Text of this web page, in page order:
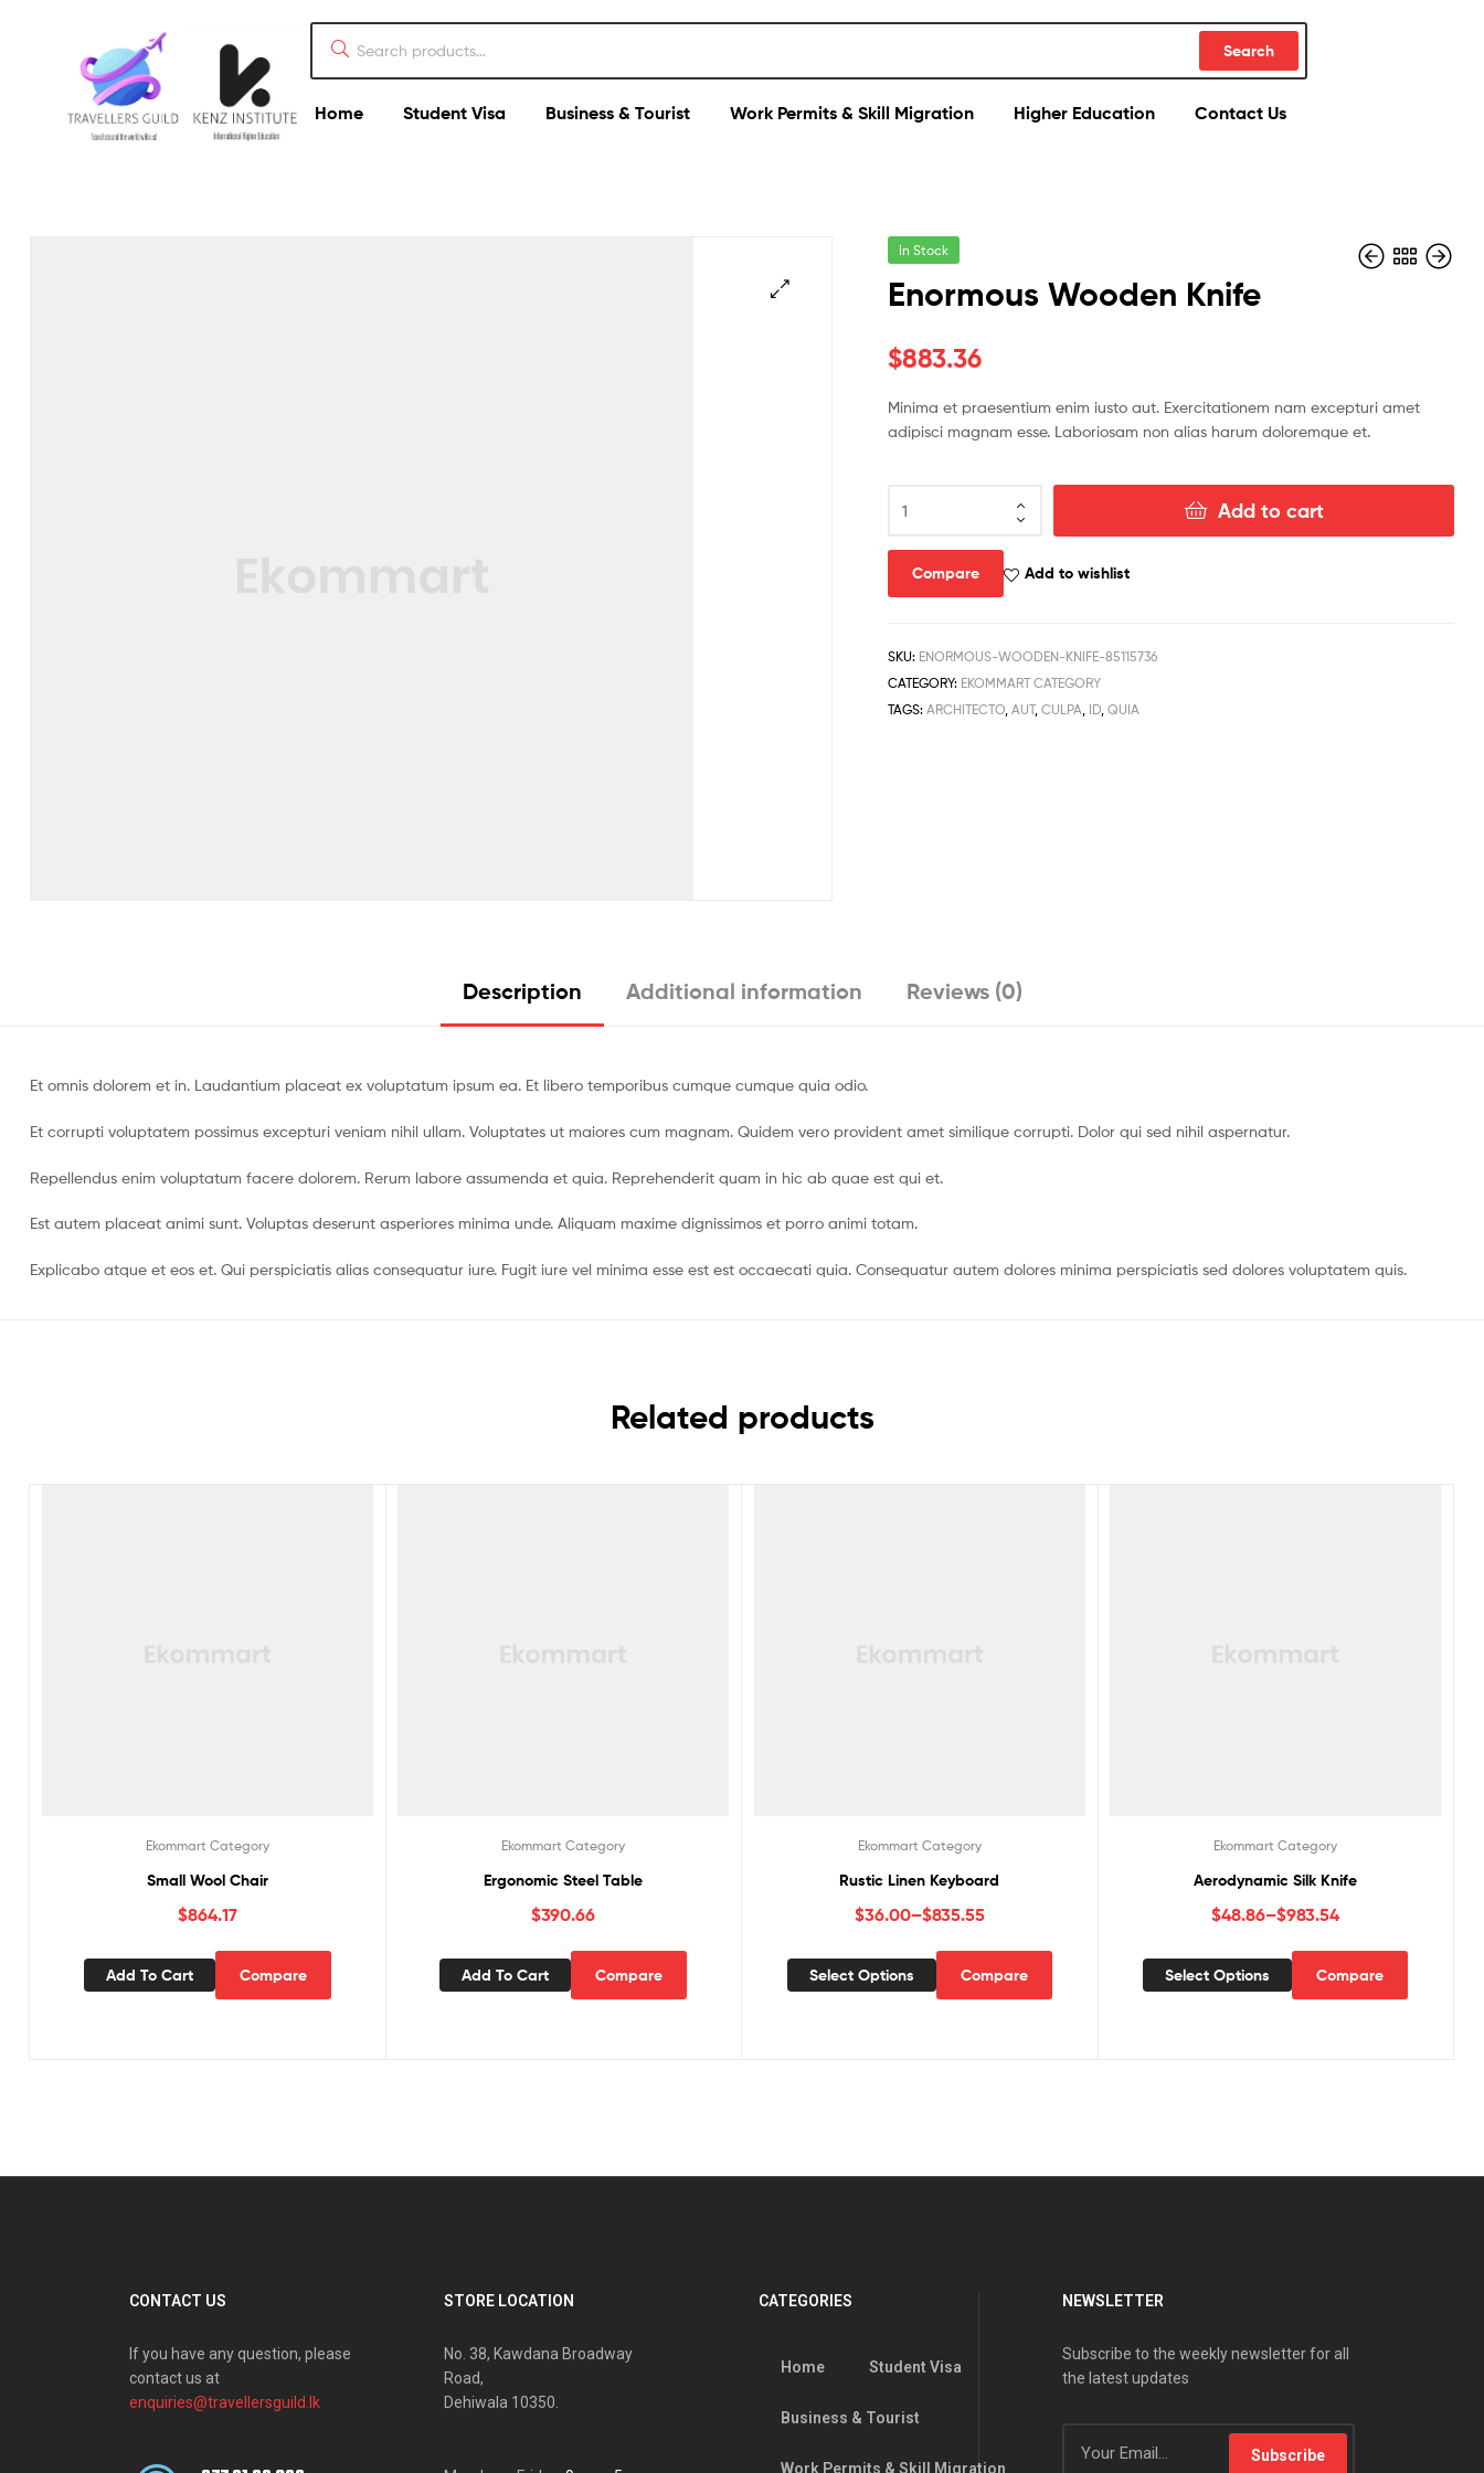
Search
Home Student Visa Business & Tourist Work Permits & Skill Migration Higher Education Contact Us
In Stock
Enormous Wooden Knife
$883.36
Minima et praesentium enim iusto aut. Exercitationem nam excepturi amet
adipisci magnam esse. Laboriosam non alias harum doloremque et.
Add to cart
Compare Add to wishlist
SKU: ENORMOUS-WOODEN-KNIFE-85115736
CATEGORY: EKOMMART CATEGORY
TAGS:ARCHITECTO ,AUT,CULPA ID ,QUIA
Description Additional information Reviews (0)
Et omnis dolorem et in. Laudantium placeat ex voluptatum ipsum ea. Et libero temporibus cumque cumque quia odio.
Et corrupti voluptatem possimus excepturi veniam nihil ullam. Voluptates ut maiores cum magnam. Quidem vero provident amet similique corrupti. Dolor qui sed nihil aspernatur.
Repellendus enim voluptatum facere dolorem. Rerum labore assumenda et quia. Reprehenderit quam in hic ab quae est qui et.
Est autem placeat animi sunt. Voluptas deserunt asperiores minima unde. Aliquam maxime dignissimos et porro animi totam.
Explicabo atque et eos et. Qui perspiciatis alias consequatur iure. Fugit iure vel minima esse est est occaecati quia. Consequatur autem dolores minima perspiciatis sed dolores voluptatem quis.
Related products
Ekommart Category
Small Wool Chair
$864.17
Add To Cart Compare
Ekommart Category
Ergonomic Steel Table
$390.66
Add To Cart Compare
Ekommart Category
Rustic Linen Keyboard
$36.00–$835.55
Select Options Compare
Ekommart Category
Aerodynamic Silk Knife
$48.86–$983.54
Select Options Compare
CONTACT US
If you have any question, please
contact us at
enquiries@travellersguild.lk
STORE LOCATION
No. 38, Kawdana Broadway
Road,
Dehiwala 10350.
CATEGORIES
Home Student Visa
Business & Tourist
Work Permits & Skill Migration
NEWSLETTER
Subscribe to the weekly newsletter for all
the latest updates
Subscribe